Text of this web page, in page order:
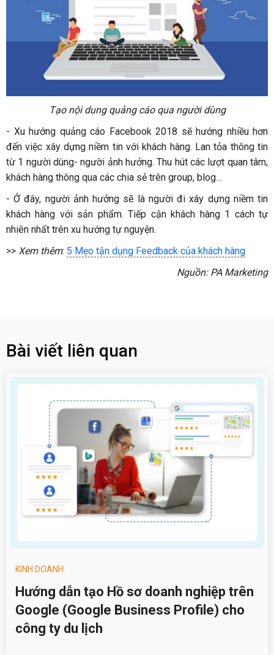
Tạo nội dung quảng cáo qua người dùng
- Xu hướng quảng cáo Facebook 2018 sẽ hướng nhiều hơn
đến việc xây dựng niềm tin với khách hàng. Lan tỏa thông tin
từ 1 người dùng- người ảnh hưởng. Thu hút các lượt quan tâm,
khách hàng thông qua các chia sẻ trên group, blog…
- Ở đây, người ảnh hưởng sẽ là người đi xây dựng niềm tin
khách hàng với sản phẩm. Tiếp cận khách hàng 1 cách tự
nhiên nhất trên xu hướng tự nguyện.
>> Xem thêm: 5 Mẹo tận dụng Feedback của khách hàng
Nguồn: PA Marketing
Bài viết liên quan
KINH DOANH
Hướng dẫn tạo Hồ sơ doanh nghiệp trên
Google (Google Business Profile) cho
công ty du lịch